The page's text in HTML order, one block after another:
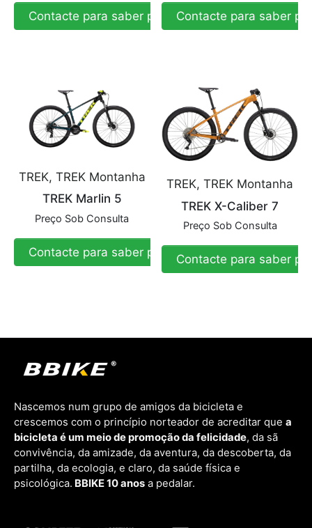
Contacte para saber preçoContacte para saber
TREK, TREK Montanha
TREK Marlin 5
Preço Sob Consulta
Contacte para saber preço
TREK, TREK Montanha
TREK X-Caliber 7
Preço Sob Consulta
Contacte para saber
Nascemos num grupo de amigos da bicicleta e
crescemos com o princípio norteador de acreditar que a
bicicleta é um meio de promoção da felicidade, da sã
convivência, da amizade, da aventura, da descoberta, da
partilha, da ecologia, e claro, da saúde física e
psicológica. BBIKE 10 anos a pedalar.